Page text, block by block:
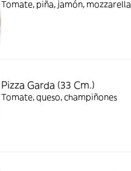
Tomate, piña, jamón, mozzarella
Pizza Garda (33 Cm.)
Tomate, queso, champiñones